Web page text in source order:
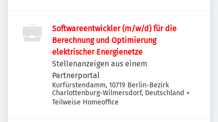
Softwareentwickler (m/w/d) für die
Berechnung und Optimierung
elektrischer Energienetze
Stellenanzeigen aus einem
Partnerportal
Kurfürstendamm, 10719 Berlin-Bezirk
Charlottenburg-Wilmersdorf, Deutschland +
Teilweise Homeoffice